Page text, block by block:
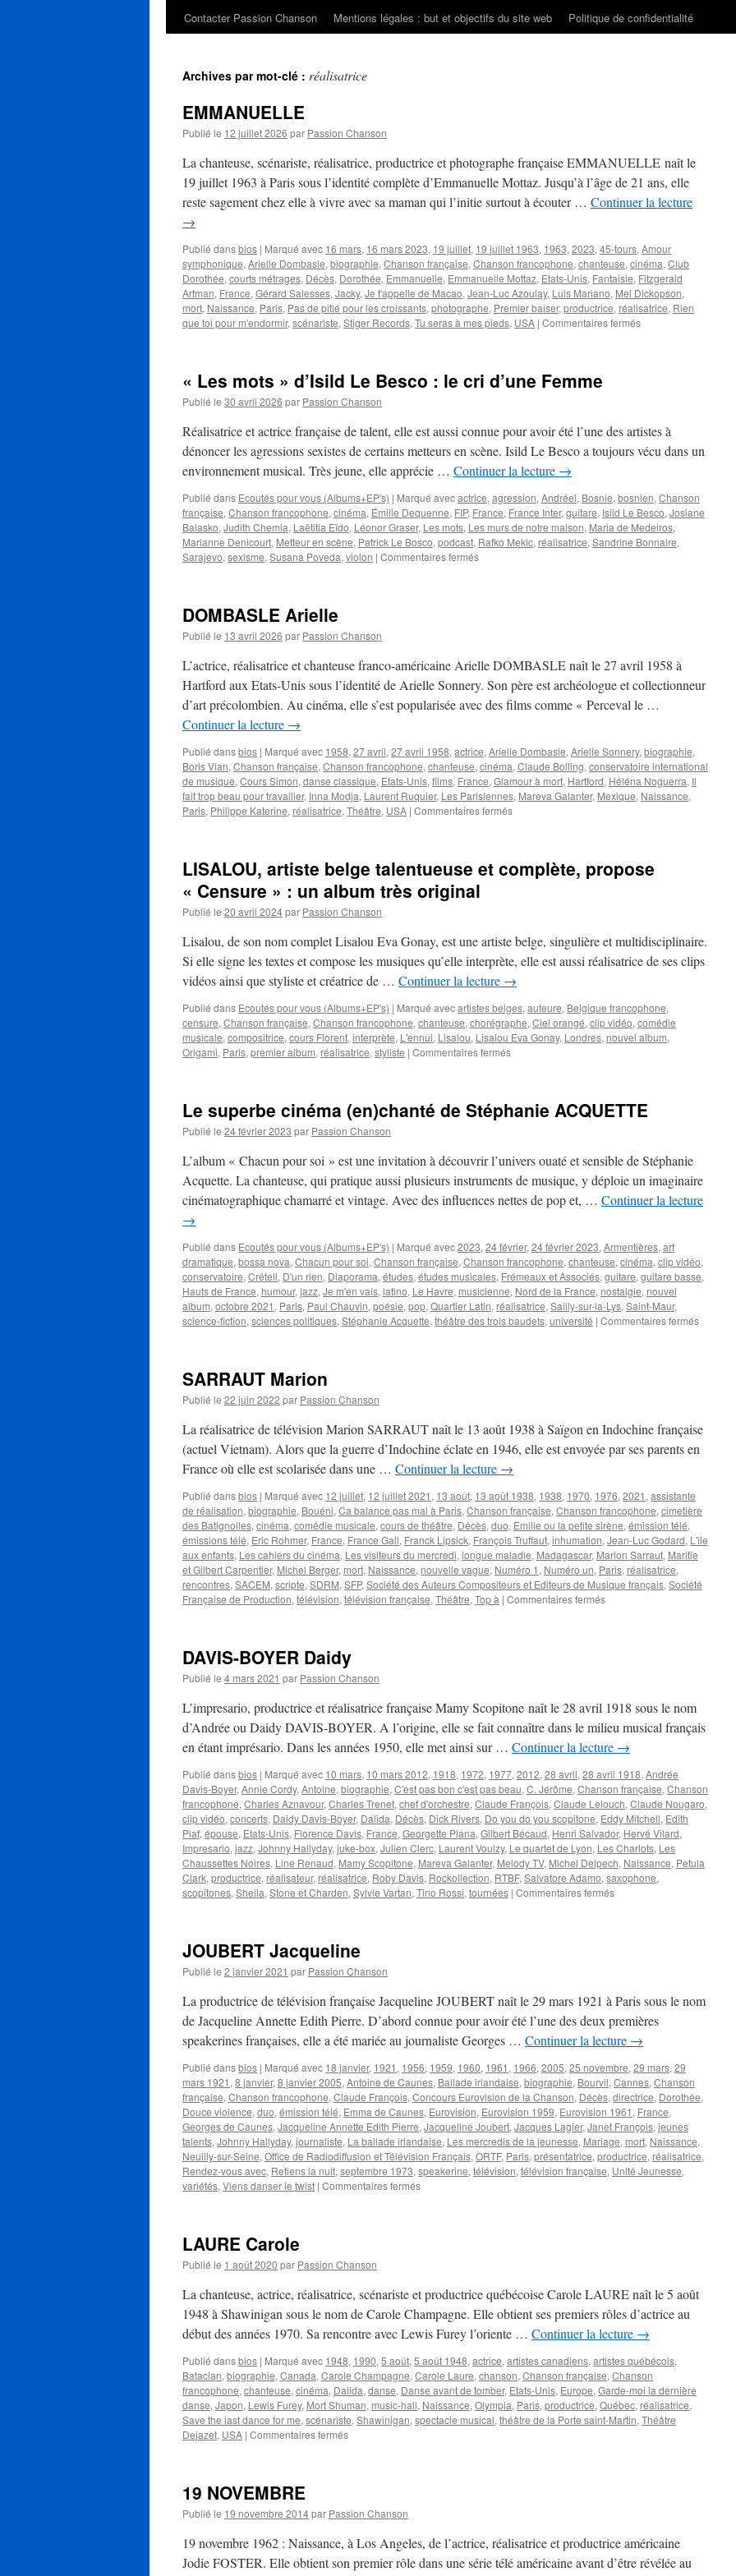
Contacter Passion Chanson
Mentions légales : but et objectifs du site web Politique de confidentialité
Archives par mot-clé : réalisatrice
EMMANUELLE
Publié le 12 juillet 2026 par Passion Chanson
La chanteuse, scénariste, réalisatrice, productrice et photographe française EMMANUELLE naît le
19 juillet 1963 à Paris sous l’identité complète d’Emmanuelle Mottaz. Jusqu’à l’âge de 21 ans, elle
reste sagement chez elle à vivre avec sa maman qui l’initie surtout à écouter … Continuer la lecture
→
Publié dansbios | Marqué avec 16 mars, 16 mars 2023, 19 juillet, 19 juillet 1963, 1963, 2023, 45-tours, Amour
symphonique, Arielle Dombasle, biographie, Chanson française, Chanson francophone, chanteuse, cinéma, Club
Dorothée, courts métrages, Décès, Dorothée, Emmanuelle, Emmanuelle Mottaz, Etats-Unis, Fantaisie, Fitzgerald
Artman, France, Gérard Salesses, Jacky, Je t'appelle de Macao, Jean-Luc Azoulay, Luis Mariano, Mel Dickopson,
mort, Naissance, Paris, Pas de pitié pour les croissants, photographe, Premier baiser, productrice, réalisatrice, Rien
que toi pour m'endormir, scénariste, Stiger Records, Tu seras à mes pieds, USA | Commentaires ferméssur
« Les mots » d’Isild Le Besco : le cri d’une Femme
Publié le 30 avril 2026 par Passion Chanson
Réalisatrice et actrice française de talent, elle est aussi connue pour avoir été l’une des artistes à
dénoncer les agressions sexistes de certains metteurs en scène. Isild Le Besco a toujours vécu dans un
environnement musical. Très jeune, elle apprécie … Continuer la lecture →
Publié dans Ecoutés pour vous (Albums+EP's) | Marqué avecactrice, agression, Andréel, Bosnie, bosnien, Chanson
française, Chanson francophone, cinéma, Émilie Dequenne, FIP, France, France Inter, guitare, Isild Le Besco, Josiane
Balasko, Judith Chemla, Laëtitia Eïdo, Léonor Graser, Les mots, Les murs de notre maison, Maria de Medeiros,
Marianne Denicourt, Metteur en scène, Patrick Le Bosco, podcast, Rafko Mekic, réalisatrice, Sandrine Bonnaire,
Sarajevo, sexisme, Susana Poveda, violon | Commentaires ferméssur
le
cri
d’une
Femme
DOMBASLE Arielle
Publié le 13 avril 2026 par Passion Chanson
L’actrice, réalisatrice et chanteuse franco-américaine Arielle DOMBASLE naît le 27 avril 1958 à
Hartford aux Etats-Unis sous l’identité de Arielle Sonnery. Son père est archéologue et collectionneur
d’art précolombien. Au cinéma, elle s’est popularisée avec des films comme « Perceval le …
Continuer la lecture →
Publié dansbios | Marqué avec 1958, 27 avril, 27 avril 1958, actrice, Arielle Dombasle, Arielle Sonnery, biographie,
Boris Vian, Chanson française, Chanson francophone, chanteuse, cinéma, Claude Bolling, conservatoire international
de musique, Cours Simon, danse classique, Etats-Unis, films, France, Glamour à mort, Hartford, Héléna Noguerra, Il
fait trop beau pour travailler, Inna Modja, Laurent Ruquier, Les Parisiennes, Mareva Galanter, Mexique, Naissance,
Paris, Philippe Katerine, réalisatrice, Théâtre, USA | Commentaires ferméssur
LISALOU, artiste belge talentueuse et complète, propose
« Censure » : un album très original
Publié le 20 avril 2024par Passion Chanson
Lisalou, de son nom complet Lisalou Eva Gonay, est une artiste belge, singulière et multidisciplinaire.
Si elle signe les textes et compose les musiques qu’elle interprète, elle est aussi réalisatrice de ses clips
vidéos ainsi que styliste et créatrice de … Continuer la lecture →
Publié dans Ecoutés pour vous (Albums+EP's) | Marqué avecartistes belges, auteure, Belgique francophone,
censure, Chanson française, Chanson francophone, chanteuse, chorégraphe, Ciel orangé, clip vidéo, comédie
musicale, compositrice, cours Florent, interprète, L'ennui, Lisalou, Lisalou Eva Gonay, Londres, nouvel album,
Origami, Paris, premier album, réalisatrice, styliste | Commentaires ferméssur
talentueuse
propose
« Censure »
:
un
original
Le superbe cinéma (en)chanté de Stéphanie ACQUETTE
Publié le 24 février 2023 par Passion Chanson
L’album « Chacun pour soi » est une invitation à découvrir l’univers ouaté et sensible de Stéphanie
Acquette. La chanteuse, qui pratique aussi plusieurs instruments de musique, y déploie un imaginaire
cinématographique chamarré et vintage. Avec des influences nettes de pop et, … Continuer la lecture
→
Publié dans Ecoutés pour vous (Albums+EP's) | Marqué avec2023, 24 février, 24 février 2023, Armentières, art
dramatique, bossa nova, Chacun pour soi, Chanson française, Chanson francophone, chanteuse, cinéma, clip vidéo,
conservatoire, Créteil, D'un rien, Diaporama, études, études musicales, Frémeaux et Associés, guitare, guitare basse,
Hauts de France, humour, jazz, Je m'en vais, latino, Le Havre, musicienne, Nord de la France, nostalgie, nouvel
album, octobre 2021 , Paris, Paul Chauvin, poésie, pop, Quartier Latin, réalisatrice, Sailly-sur-la-Lys, Saint-Maur,
science-fiction, sciences politiques, Stéphanie Acquette, théâtre des trois baudets, université | Commentaires ferméssur
SARRAUT Marion
Publié le 22 juin 2022 par Passion Chanson
La réalisatrice de télévision Marion SARRAUT naît le 13 août 1938 à Saïgon en Indochine française
(actuel Vietnam). Alors que la guerre d’Indochine éclate en 1946, elle est envoyée par ses parents en
France où elle est scolarisée dans une … Continuer la lecture →
Publié dansbios | Marqué avec 12 juillet, 12 juillet 2021 , 13 août, 13 août 1938, 1938, 1970, 1976, 2021 , assistante
de réalisation, biographie, Bouéni, Ca balance pas mal à Paris, Chanson française, Chanson francophone, cimetière
des Batignolles, cinéma, comédie musicale, cours de théâtre, Décès, duo, Emilie ou la petite sirène, émission télé,
émissions télé, Eric Rohmer, France, France Gall, Franck Lipsick, François Truffaut, inhumation, Jean-Luc Godard, L'île
aux enfants, Les cahiers du cinéma, Les visiteurs du mercredi, longue maladie, Madagascar, Marion Sarraut, Maritie
et Gilbert Carpentier, Michel Berger, mort, Naissance, nouvelle vague, Numéro 1 , Numéro un, Paris, réalisatrice,
rencontres, SACEM, scripte, SDRM, SFP, Société des Auteurs Compositeurs et Editeurs de Musique français, Société
Française de Production, télévision, télévision française, Théâtre, Top à | Commentaires ferméssur
DAVIS-BOYER Daidy
Publié le 4 mars 2021 par Passion Chanson
L’impresario, productrice et réalisatrice française Mamy Scopitone naît le 28 avril 1918 sous le nom
d’Andrée ou Daidy DAVIS-BOYER. A l’origine, elle se fait connaître dans le milieu musical français
en étant imprésario. Dans les années 1950, elle met ainsi sur … Continuer la lecture →
Publié dansbios | Marqué avec 10 mars, 10 mars 2012, 1918, 1972, 1977, 2012, 28 avril, 28 avril 1918, Andrée
Davis-Boyer, Annie Cordy, Antoine, biographie, C'est pas bon c'est pas beau, C. Jérôme, Chanson française, Chanson
francophone, Charles Aznavour, Charles Trenet, chef d'orchestre, Claude François, Claude Lelouch, Claude Nougaro,
clip vidéo, concerts, Daidy Davis-Boyer, Dalida, Décès, Dick Rivers, Do you do you scopitone, Eddy Mitchell, Edith
Piaf, épouse, Etats-Unis, Florence Davis, France, Georgette Plana, Gilbert Bécaud, Henri Salvador, Hervé Vilard,
Impresario, jazz, Johnny Hallyday, juke-box, Julien Clerc, Laurent Voulzy, Le quartet de Lyon, Les Charlots, Les
Chaussettes Noires, Line Renaud, Mamy Scopitone, Mareva Galanter, Melody TV, Michel Delpech, Naissance, Petula
Clark, productrice, réalisateur, réalisatrice, Roby Davis, Rockollection, RTBF, Salvatore Adamo, saxophone,
scopitones, Sheila, Stone et Charden, Sylvie Vartan, Tino Rossi, tournées | Commentaires ferméssur
JOUBERT Jacqueline
Publié le 2 janvier 2021 par Passion Chanson
La productrice de télévision française Jacqueline JOUBERT naît le 29 mars 1921 à Paris sous le nom
de Jacqueline Annette Edith Pierre. D’abord connue pour avoir été l’une des deux premières
speakerines françaises, elle a été mariée au journaliste Georges … Continuer la lecture →
Publié dansbios | Marqué avec 18 janvier, 1921 , 1956, 1959, 1960, 1961 , 1966, 2005, 25 novembre, 29 mars, 29
mars 1921 , 8 janvier, 8 janvier 2005, Antoine de Caunes, Ballade irlandaise, biographie, Bourvil, Cannes, Chanson
française, Chanson francophone, Claude François, Concours Eurovision de la Chanson, Décès, directrice, Dorothée,
Douce violence, duo, émission télé, Emma de Caunes, Eurovision, Eurovision 1959, Eurovision 1961 , France,
Georges de Caunes, Jacqueline Annette Edith Pierre, Jacqueline Joubert, Jacques Lagier, Janet François, jeunes
talents, Johnny Hallyday, journaliste, La ballade irlandaise, Les mercredis de la jeunesse, Mariage, mort, Naissance,
Neuilly-sur-Seine, Office de Radiodiffusion et Télévision Français, ORTF, Paris, présentatrice, productrice, réalisatrice,
Rendez-vous avec, Retiens la nuit, septembre 1973, speakerine, télévision, télévision française, Unité Jeunesse,
variétés, Viens danser le twist | Commentaires ferméssur
LAURE Carole
Publié le 1 août 2020 par Passion Chanson
La chanteuse, actrice, réalisatrice, scénariste et productrice québécoise Carole LAURE naît le 5 août
1948 à Shawinigan sous le nom de Carole Champagne. Elle obtient ses premiers rôles d’actrice au
début des années 1970. Sa rencontre avec Lewis Furey l’oriente … Continuer la lecture →
Publié dansbios | Marqué avec 1948, 1990, 5 août, 5 août 1948, actrice, artistes canadiens, artistes québécois,
Bataclan, biographie, Canada, Carole Champagne, Carole Laure, chanson, Chanson française, Chanson
francophone, chanteuse, cinéma, Dalida, danse, Danse avant de tomber, Etats-Unis, Europe, Garde-moi la dernière
danse, Japon, Lewis Furey, Mort Shuman, music-hall, Naissance, Olympia, Paris, productrice, Québec, réalisatrice,
Save the last dance for me, scénariste, Shawinigan, spectacle musical, théâtre de la Porte saint-Martin, Théâtre
Dejazet, USA | Commentaires ferméssur
19 NOVEMBRE
Publié le 19 novembre 2014par Passion Chanson
19 novembre 1962 : Naissance, à Los Angeles, de l’actrice, réalisatrice et productrice américaine
Jodie FOSTER. Elle obtient son premier rôle dans une série télé américaine avant d’être révélée au